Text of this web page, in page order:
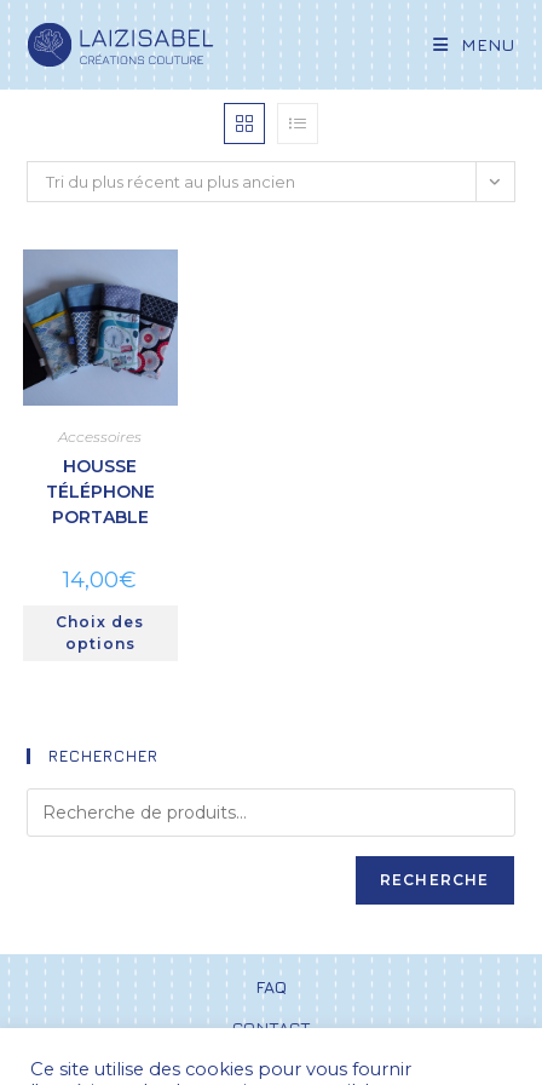
MENU
Tri du plus récent au plus ancien
Accessoires
HOUSSE
TÉLÉPHONE
PORTABLE
14,00€
Choix des
options
RECHERCHER
RECHERCHE
FAQ
CONTACT
CGV
Ce site utilise des cookies pour vous fournir